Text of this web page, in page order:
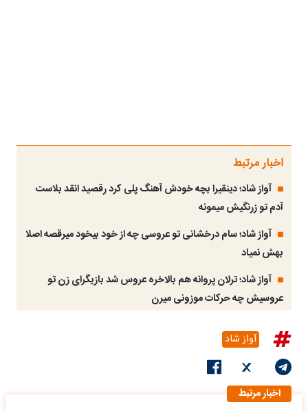
اخبار مرتبط
آواز شاد؛ دینقیرا بچه خودش آهنگ پلی کرد رقصید انقد بلاست
آدم تو زرنگیش میمونه
آواز شاد؛ سام درخشانی تو عروسی چه از خود بیخود میرقصه اصلا
بهش نمیاد
آواز شاد؛ ترلان پروانه هم بالاخره عروس شد بازیگرای زن تو
عروسیش چه حرکات موزونی میرن
آواز شاد
اخبار مرتبط